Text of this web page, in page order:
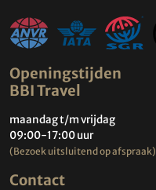
Openingstijden
BBI Travel
maandag t/m vrijdag
09:00-17:00 uur
(Bezoek uitsluitend op afspraak)
Contact